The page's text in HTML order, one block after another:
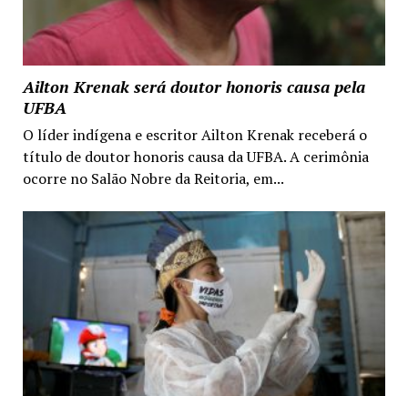
Ailton Krenak será doutor honoris causa pela
UFBA
O líder indígena e escritor Ailton Krenak receberá o
título de doutor honoris causa da UFBA. A cerimônia
ocorre no Salão Nobre da Reitoria, em...